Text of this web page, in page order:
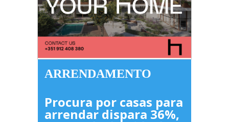
ARRENDAMENTO
Procura por casas para
arrendar dispara 36%,